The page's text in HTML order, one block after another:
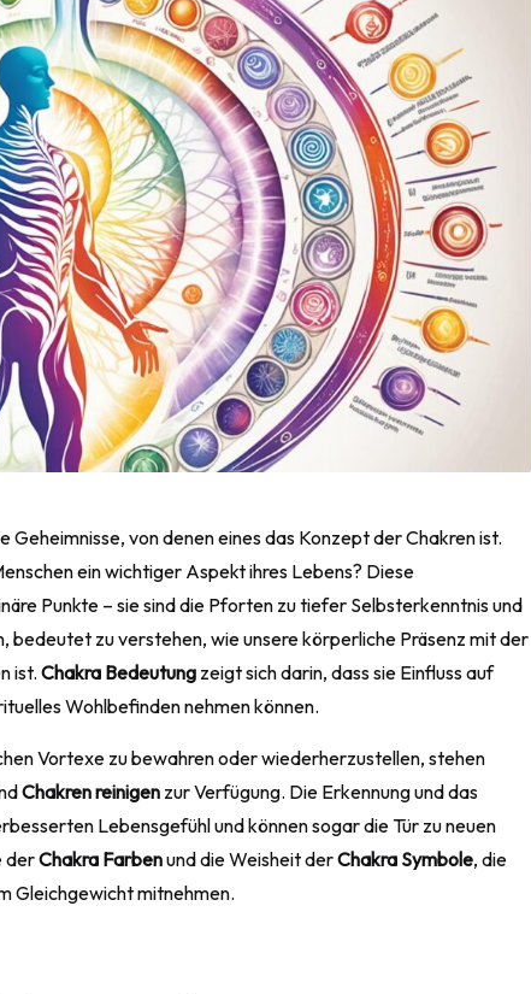
von denen eines das Konzept der Chakren ist.
ein wichtiger Aspekt ihres Lebens? Diese
Punkte – sie sind die Pforten zu tiefer Selbsterkenntnis und
bedeutet zu verstehen, wie unsere körperliche Präsenz mit der
ist. Chakra Bedeutung zeigt sich darin, dass sie Einfluss auf
Wohlbefinden nehmen können.
Vortexe zu bewahren oder wiederherzustellen, stehen
Chakren reinigen zur Verfügung. Die Erkennung und das
Lebensgefühl und können sogar die Tür zu neuen
derChakra Farbenund die Weisheit derChakra Symbole, die
Gleichgewicht mitnehmen.